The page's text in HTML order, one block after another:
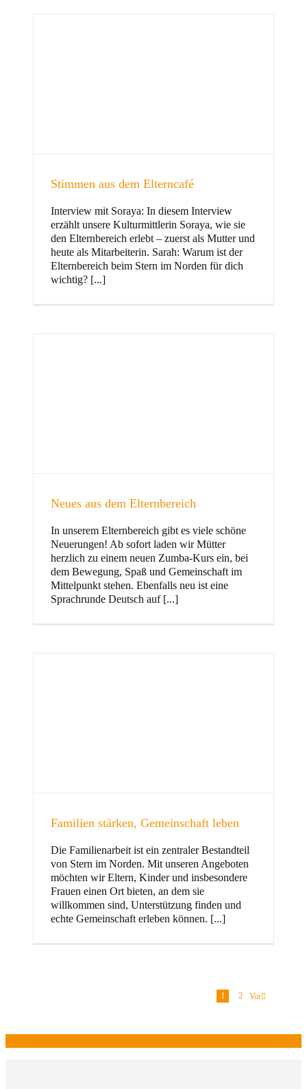
und Familie
Kinder
Stimmen aus dem Elterncafé
Interview mit Soraya: In diesem Interview
erzählt unsere Kulturmittlerin Soraya, wie sie
den Elternbereich erlebt – zuerst als Mutter und
heute als Mitarbeiterin. Sarah: Warum ist der
Elternbereich beim Stern im Norden für dich
wichtig? [...]
Neues aus dem Elternbereich
In unserem Elternbereich gibt es viele schöne
Neuerungen! Ab sofort laden wir Mütter
herzlich zu einem neuen Zumba-Kurs ein, bei
dem Bewegung, Spaß und Gemeinschaft im
Mittelpunkt stehen. Ebenfalls neu ist eine
Sprachrunde Deutsch auf [...]
Familien stärken, Gemeinschaft leben
Die Familienarbeit ist ein zentraler Bestandteil
von Stern im Norden. Mit unseren Angeboten
möchten wir Eltern, Kinder und insbesondere
Frauen einen Ort bieten, an dem sie
willkommen sind, Unterstützung finden und
echte Gemeinschaft erleben können. [...]
1 2 Vor